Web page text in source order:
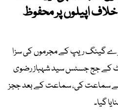
اپیلوں پر محفوظ
گینگ ریپ کے مجرموں کی سزا
کے جج جسٹس سید شہباز رضوی
نے سماعت کی، سماعت کے بعد ججز
گیا۔